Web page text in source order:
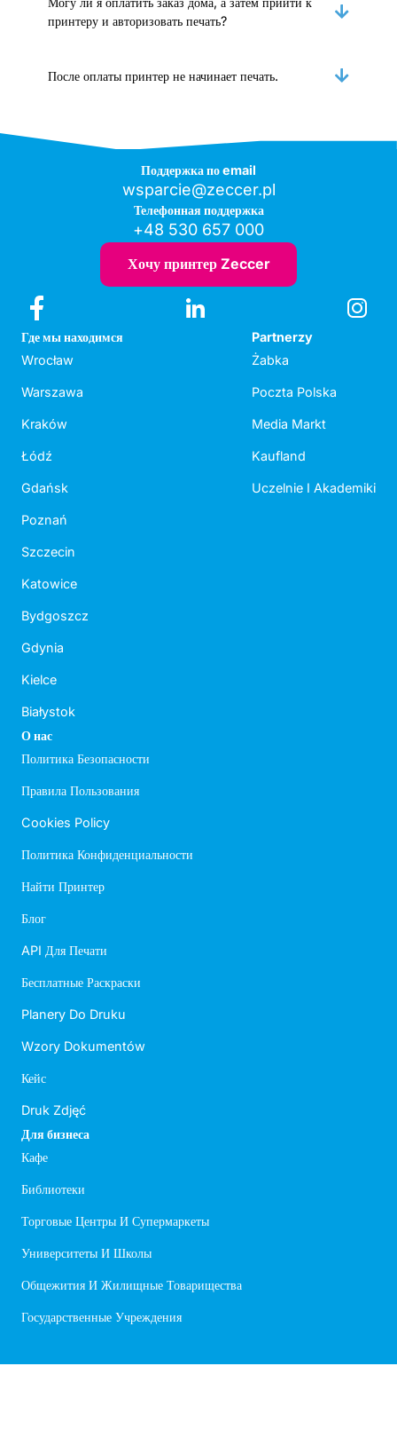
принтеру и авторизовать печать?
После оплаты принтер не начинает печать.
Поддержка по email
wsparcie@zeccer.pl
Телефонная поддержка
+48 530 657 000
Хочу принтер Zeccer
Где мы находимся
Wrocław
Warszawa
Kraków
Łódź
Gdańsk
Poznań
Szczecin
Katowice
Bydgoszcz
Gdynia
Kielce
Białystok
Partnerzy
Żabka
Poczta Polska
Media Markt
Kaufland
Uczelnie I Akademiki
О нас
Политика Безопасности
Правила Пользования
Cookies Policy
Политика Конфиденциальности
Найти Принтер
Блог
API Для Печати
Бесплатные Раскраски
Planery Do Druku
Wzory Dokumentów
Кейс
Druk Zdjęć
Для бизнеса
Кафе
Библиотеки
Торговые Центры И Супермаркеты
Университеты И Школы
Общежития И Жилищные Товарищества
Государственные Учреждения